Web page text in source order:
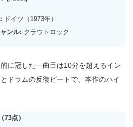
ドイツ（1973年）
ンル: クラウトロック
に冠した一曲目は10分を超えるイン
ドラムの反復ビートで、本作のハイ
（73点）